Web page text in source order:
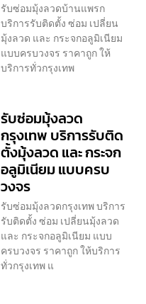
รับซ่อมมุ้งลวดบ้านแพรก
บริการรับติดตั้ง ซ่อม เปลี่ยน
มุ้งลวด และ กระจกอลูมิเนียม
แบบครบวงจร ราคาถูก ให้
บริการทั่วกรุงเทพ
รับซ่อมมุ้งลวด
กรุงเทพ บริการรับติด
ตั้งมุ้งลวด และ กระจก
อลูมิเนียม แบบครบ
วงจร
รับซ่อมมุ้งลวดกรุงเทพ บริการ
รับติดตั้ง ซ่อม เปลี่ยนมุ้งลวด
และ กระจกอลูมิเนียม แบบ
ครบวงจร ราคาถูก ให้บริการ
ทั่วกรุงเทพ แ